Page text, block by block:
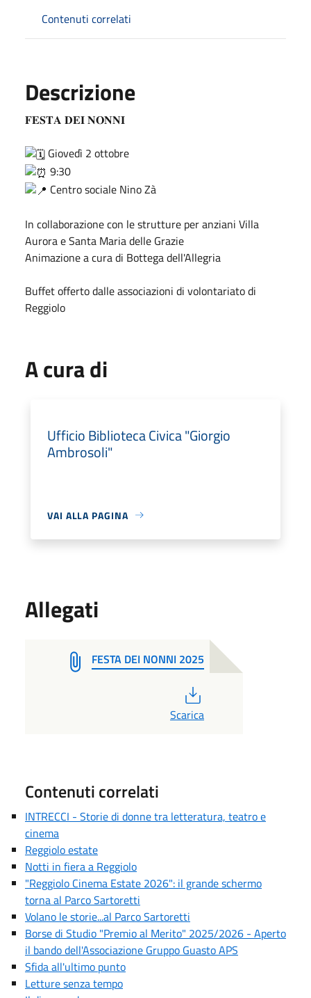
Contenuti correlati
Descrizione
𝐅𝐄𝐒𝐓𝐀 𝐃𝐄𝐈 𝐍𝐎𝐍𝐍𝐈
Giovedì 2 ottobre
9:30
Centro sociale Nino Zà
In collaborazione con le strutture per anziani Villa
Aurora e Santa Maria delle Grazie
Animazione a cura di Bottega dell'Allegria
Buffet offerto dalle associazioni di volontariato di
Reggiolo
A cura di
Ufficio Biblioteca Civica "Giorgio
Ambrosoli"
VAI ALLA PAGINA
Allegati
FESTA DEI NONNI 2025
Scarica
Contenuti correlati
INTRECCI - Storie di donne tra letteratura, teatro e
cinema
Reggiolo estate
Notti in fiera a Reggiolo
"Reggiolo Cinema Estate 2026": il grande schermo
torna al Parco Sartoretti
Volano le storie...al Parco Sartoretti
Borse di Studio "Premio al Merito" 2025/2026 - Aperto
il bando dell'Associazione Gruppo Guasto APS
Sfida all'ultimo punto
Letture senza tempo